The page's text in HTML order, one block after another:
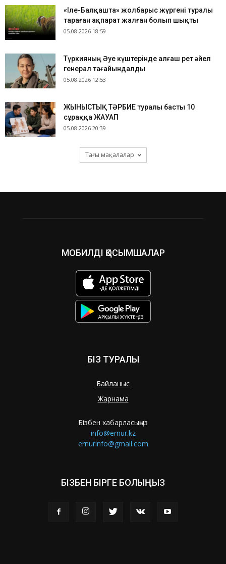
«Іле-Балқашта» жолбарыс жүргені туралы
тараған ақпарат жалған болып шықты
05.08.2026 18:59
Түркияның Әуе күштерінде алғаш рет әйел
генерал тағайындалды
05.08.2026 12:53
ЖЫНЫСТЫҚ ТӘРБИЕ туралы басты 10
сұраққа ЖАУАП
05.08.2026 20:39
Тағы мақалалар
МОБИЛДІ ҚОСЫМШАЛАР
БІЗ ТУРАЛЫ
Байланыс
Жарнама
Бізбен хабарласыңыз
info@ernur.kz
ernurinfo@gmail.com
БІЗБЕН БІРГЕ БОЛЫҢЫЗ